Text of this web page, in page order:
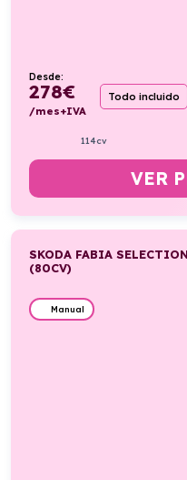
Desde:
278€
/mes+IVA
Todo incluido
114cv
VER
SKODA FABIA
(80CV)
Manual